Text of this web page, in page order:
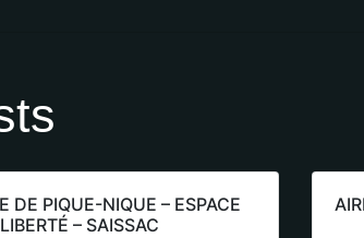
DE PIQUE-NIQUE – ESPACE
– SAISSAC